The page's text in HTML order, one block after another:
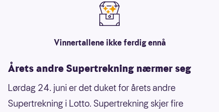
Vinnertallene ikke ferdig ennå
Årets andre Supertrekning nærmer seg
Lørdag 24. juni er det duket for årets andre
Supertrekning i Lotto. Supertrekning skjer fire